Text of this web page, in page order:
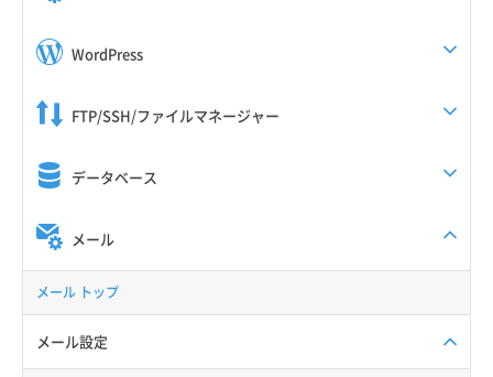
WordPress
FTP/SSH/ファイルマネージャー
データベース
メール
メール トップ
メール設定